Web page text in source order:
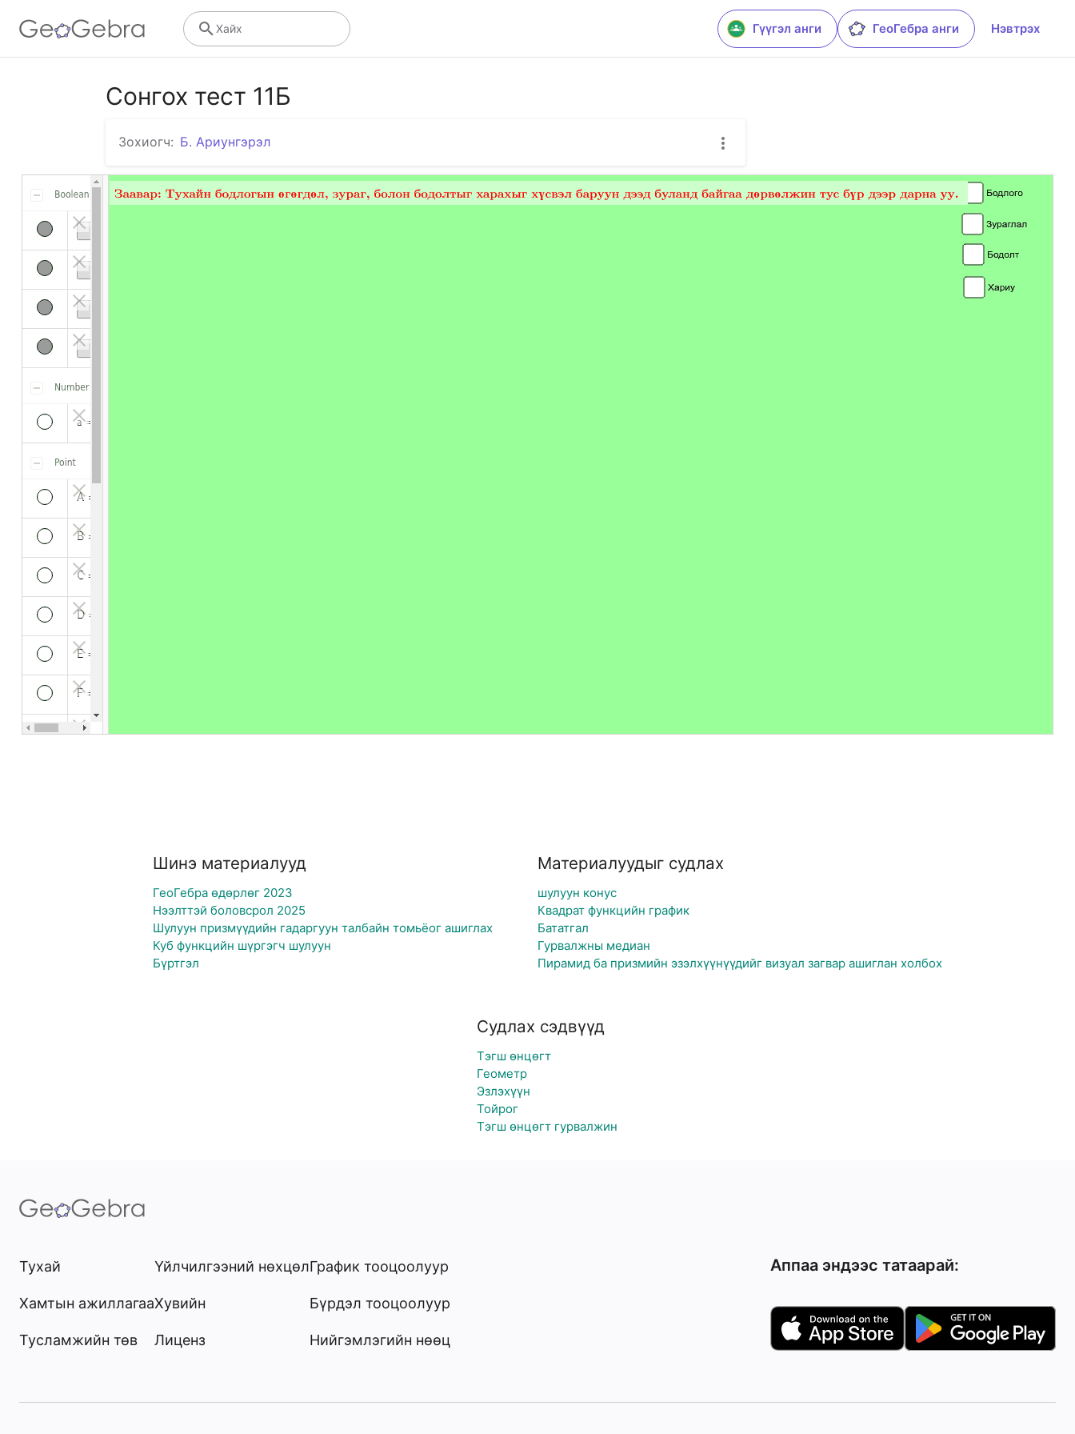
Гүүгэл анги ГеоГебра анги Нэвтрэх
Хайх
Сонгох тест 11Б
Зохиогч: Б. Ариунгэрэл
Шинэ материалууд
ГеоГебра өдөрлөг 2023
Нээлттэй боловсрол 2025
Шулуун призмүүдийн гадаргуун талбайн томьёог ашиглах
Куб функцийн шүргэгч шулуун
Бүртгэл
Материалуудыг судлах
шулуун конус
Квадрат функцийн график
Бататгал
Гурвалжны медиан
Пирамид ба призмийн эзэлхүүнүүдийг визуал загвар ашиглан холбох
Судлах сэдвүүд
Тэгш өнцөгт
Геометр
Эзлэхүүн
Тойрог
Тэгш өнцөгт гурвалжин
Тухай
Хамтын ажиллагаа
Тусламжийн төв
Үйлчилгээний нөхцөл
Хувийн
Лиценз
График тооцоолуур
Бүрдэл тооцоолуур
Нийгэмлэгийн нөөц
Аппаа эндээс татаарай: